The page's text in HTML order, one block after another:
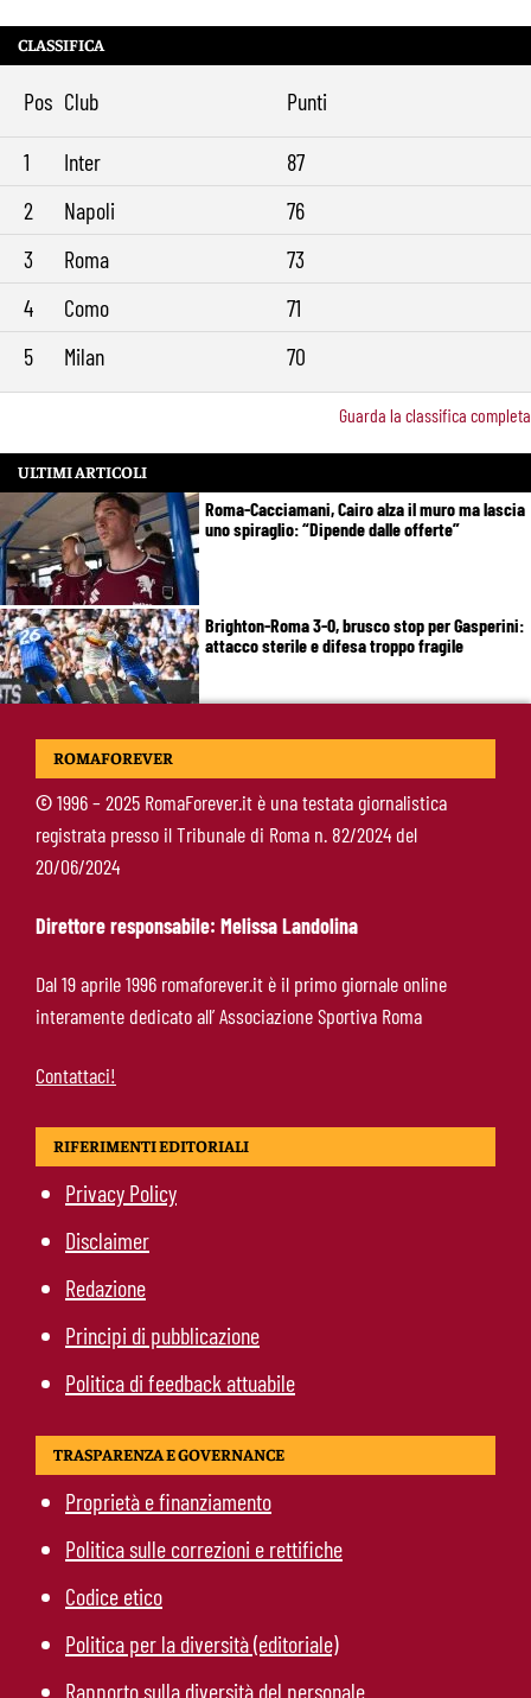
CLASSIFICA
Pos Club Punti
1 Inter
87
2
Napoli
76
3
Roma
73
4
Como
71
5
Milan 70
Guarda la classifica completa
ULTIMI ARTICOLI
Roma-Cacciamani, Cairo alza il muro ma lascia
uno spiraglio: “Dipende dalle offerte”
Brighton-Roma 3-0, brusco stop per Gasperini:
attacco sterile e difesa troppo fragile
McKennie sorprende tutti: “Il mio idolo era
Molina-Roma, arrivo oggi: il passaporto può
sbloccare un altro colpo
ROMAFOREVER
©1996 – 2025 RomaForever.it è una testata giornalistica
registrata presso il Tribunale di Roma n. 82/2024 del
20/06/2024
Direttore responsabile: Melissa Landolina
Dal 19 aprile 1996 romaforever.it è il primo giornale online
interamente dedicato all’ Associazione Sportiva Roma
Contattaci!
RIFERIMENTI EDITORIALI
Privacy Policy
Disclaimer
Redazione
Principi di pubblicazione
Politica di feedback attuabile
TRASPARENZA E GOVERNANCE
Proprietà e finanziamento
Politica sulle correzioni e rettifiche
Codice etico
Politica per la diversità (editoriale)
Rapporto sulla diversità del personale